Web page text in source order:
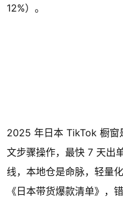
12%）。
2025 年日本 TikTok 橱窗
文步骤操作，最快 7 天出
线，本地仓是命脉，轻量
《日本带货爆款清单》，